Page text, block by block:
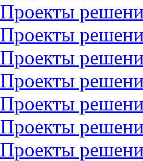
Проекты
Проекты
Проекты
Проекты
Проекты
Проекты
Проекты